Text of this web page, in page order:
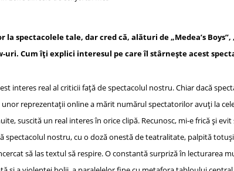
o
ar
d
l je
az
ă
spectacolele tale, dar cred că, alături de „Medea’s
uri. Cum îți explici interesul pe care îl stârnește acest
interes real al criticii față de spectacolul nostru. Chiar dacă
unor reprezentații online a mărit numărul spectatorilor avuți la
suscită un real interes în orice clipă. Recunosc, mi-e frică și
spectacolul nostru, cu o doză onestă de teatralitate, palpită
să las textul să respire. O constantă surpriză în lecturarea